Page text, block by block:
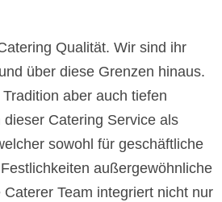
Qualität. Wir sind ihr
über diese Grenzen hinaus.
aber auch tiefen
Catering Service als
sowohl für geschäftliche
außergewöhnliche
Team integriert nicht nur